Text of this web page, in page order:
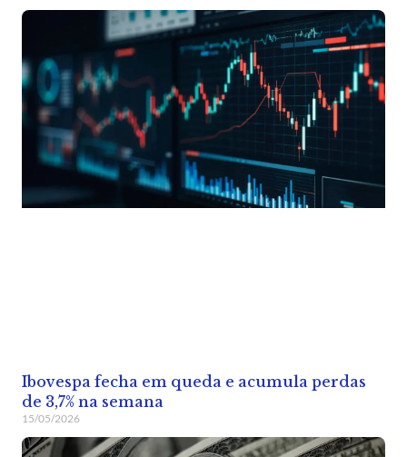
Ibovespa fecha em queda e acumula perdas
de 3,7% na semana
15/05/2026